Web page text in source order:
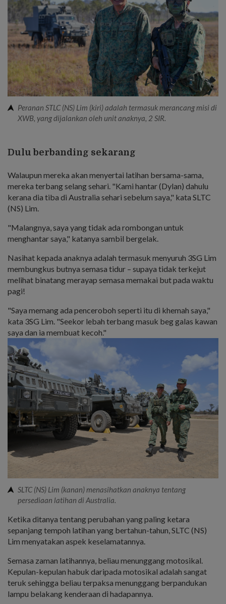
Peranan STLC (NS) Lim (kiri) adalah termasuk merancang misi di
XWB, yang dijalankan oleh unit anaknya, 2 SIR.
Dulu berbanding sekarang
Walaupun mereka akan menyertai latihan bersama-sama,
mereka terbang selang sehari. "Kami hantar (Dylan) dahulu
kerana dia tiba di Australia sehari sebelum saya," kata SLTC
(NS) Lim.
"Malangnya, saya yang tidak ada rombongan untuk
menghantar saya," katanya sambil bergelak.
Nasihat kepada anaknya adalah termasuk menyuruh 3SG Lim
membungkus butnya semasa tidur – supaya tidak terkejut
melihat binatang merayap semasa memakai but pada waktu
pagi!
"Saya memang ada penceroboh seperti itu di khemah saya,"
kata 3SG Lim. "Seekor lebah terbang masuk beg galas kawan
saya dan ia membuat kecoh."
SLTC (NS) Lim (kanan) menasihatkan anaknya tentang
persediaan latihan di Australia.
Ketika ditanya tentang perubahan yang paling ketara
sepanjang tempoh latihan yang bertahun-tahun, SLTC (NS)
Lim menyatakan aspek keselamatannya.
Semasa zaman latihannya, beliau menunggang motosikal.
Kepulan-kepulan habuk daripada motosikal adalah sangat
teruk sehingga beliau terpaksa menunggang berpandukan
lampu belakang kenderaan di hadapannya.